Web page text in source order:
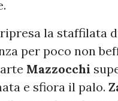
la staffilata
per poco non
Mazzocchi
e sfiora il palo.